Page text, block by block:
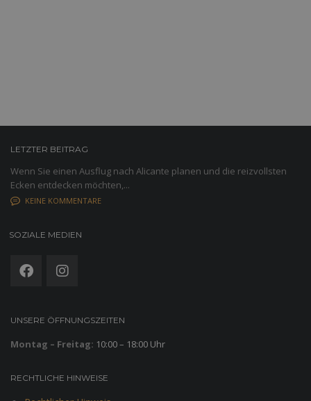
LETZTER BEITRAG
Wenn Sie einen Ausflug nach Alicante planen und die reizvollsten
Ecken entdecken möchten,...
KEINE KOMMENTARE
SOZIALE MEDIEN
UNSERE ÖFFNUNGSZEITEN
Montag – Freitag: 10:00 – 18:00 Uhr
RECHTLICHE HINWEISE